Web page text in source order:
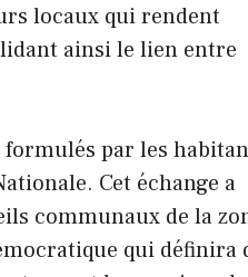
locaux qui rendent
ainsi le lien entre
formulés par les
Cet échange a
communaux de la
qui définira